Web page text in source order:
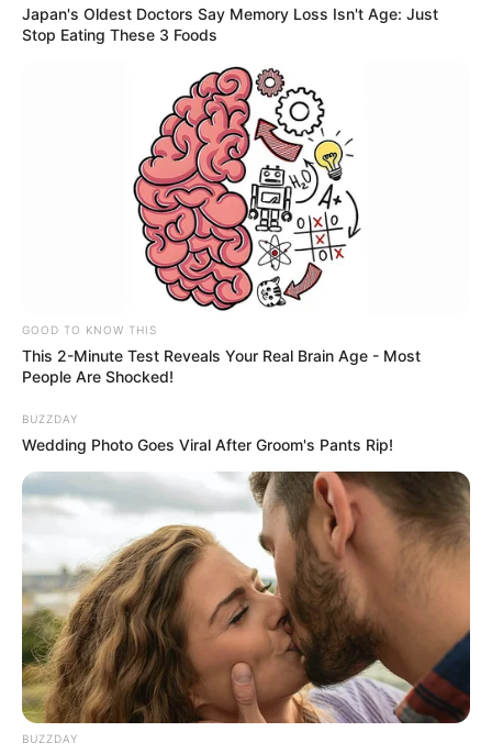
Japan's Oldest Doctors Say Memory Loss Isn't Age: Just
Stop Eating These 3 Foods
GOOD TO KNOW THIS
This 2-Minute Test Reveals Your Real Brain Age - Most
People Are Shocked!
BUZZDAY
Wedding Photo Goes Viral After Groom's Pants Rip!
BUZZDAY